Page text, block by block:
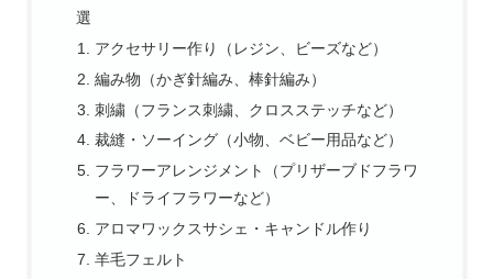
選
アクセサリー作り（レジン、ビーズなど）
編み物（かぎ針編み、棒針編み）
刺繍（フランス刺繍、クロスステッチなど）
裁縫・ソーイング（小物、ベビー用品など）
フラワーアレンジメント（プリザーブドフラワ
ー、ドライフラワーなど）
アロマワックスサシェ・キャンドル作り
羊毛フェルト